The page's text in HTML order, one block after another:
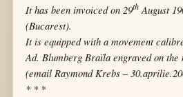
It has been invoiced on 29thAugust
(Bucarest).
It is equipped with a movement
Ad. Blumberg Braïla engraved on the
(email Raymond Krebs –
* * *